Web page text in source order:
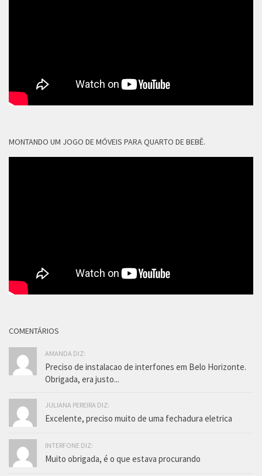
MONTANDO UM JOGO DE MÓVEIS PARA QUARTO DE BEBÊ.
COMENTÁRIOS
AMANDA DIZ:
Preciso de instalacao de interfones em Belo Horizonte.
Obrigada, era justo...
JULIANA PEREIRA DIZ:
Excelente, preciso muito de uma fechadura eletrica
INTERFONE DIZ:
Muito obrigada, é o que estava procurando